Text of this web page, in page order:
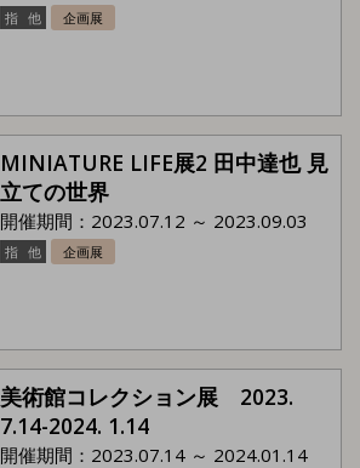
指 他 企画展
MINIATURE LIFE展2 田中達也 見
立ての世界
開催期間：2023.07.12 ～ 2023.09.03
指 他 企画展
美術館コレクション展 2023.
7.14-2024. 1.14
開催期間：2023.07.14 ～ 2024.01.14